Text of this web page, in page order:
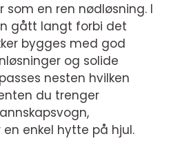
som en ren nødløsning. I
gått langt forbi det
bygges med god
og solide
nesten hvilken
du trenger
en enkel hytte på hjul.